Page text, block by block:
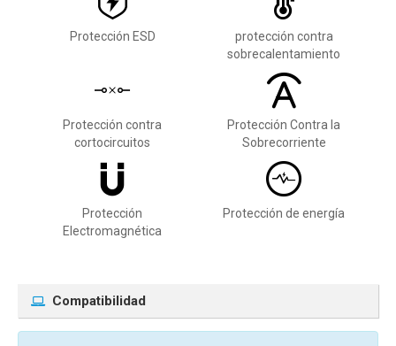
Protección ESD
protección contra
sobrecalentamiento
Protección contra
cortocircuitos
Protección Contra la
Sobrecorriente
Protección
Electromagnética
Protección de energía
Compatibilidad